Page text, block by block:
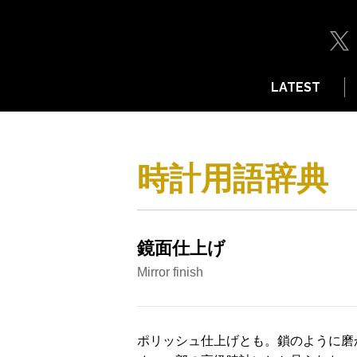
LATEST
時計用語辞典
鏡面仕上げ
Mirror finish
ポリッシュ仕上げとも。鎖のように